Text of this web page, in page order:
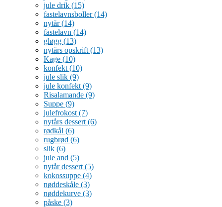
jule drik (15)
fastelavnsboller(14)
nytår(14)
fastelavn (14)
gløgg (13)
nytårs opskrift (13)
Kage (10)
konfekt (10)
jule slik (9)
jule konfekt (9)
Risalamande (9)
Suppe (9)
julefrokost (7)
nytårs dessert (6)
rødkål (6)
rugbrød (6)
slik (6)
jule and (5)
nytår dessert (5)
kokossuppe (4)
nøddeskåle (3)
nøddekurve (3)
påske (3)